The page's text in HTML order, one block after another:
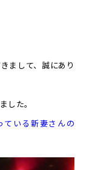
まして、誠にあり
した。
ている新妻さんの